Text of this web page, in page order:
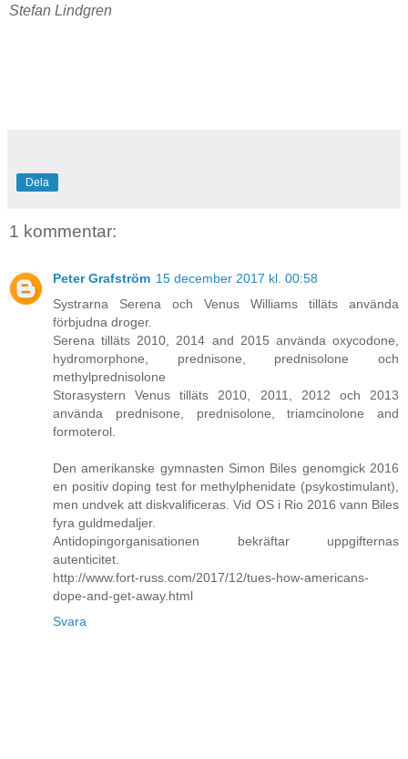
Stefan Lindgren
Dela
1 kommentar:
Peter Grafström 15 december 2017 kl. 00:58
Systrarna Serena och Venus Williams tilläts använda
förbjudna droger.
Serena tilläts 2010, 2014 and 2015 använda oxycodone,
hydromorphone, prednisone, prednisolone och
methylprednisolone
Storasystern Venus tilläts 2010, 2011, 2012 och 2013
använda prednisone, prednisolone, triamcinolone and
formoterol.
Den amerikanske gymnasten Simon Biles genomgick 2016
en positiv doping test for methylphenidate (psykostimulant),
men undvek att diskvalificeras. Vid OS i Rio 2016 vann Biles
fyra guldmedaljer.
Antidopingorganisationen bekräftar uppgifternas
autenticitet.
http://www.fort-russ.com/2017/12/tues-how-americans-
dope-and-get-away.html
Svara